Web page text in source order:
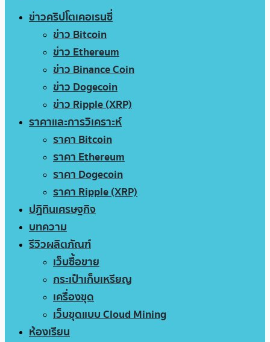
ข่าวคริปโตเคอเรนซี่
ข่าว Bitcoin
ข่าว Ethereum
ข่าว Binance Coin
ข่าว Dogecoin
ข่าว Ripple (XRP)
ราคาและการวิเคราะห์
ราคา Bitcoin
ราคา Ethereum
ราคา Dogecoin
ราคา Ripple (XRP)
ปฏิทินเศรษฐกิจ
บทความ
รีวิวผลิตภัณฑ์
เว็บซื้อขาย
กระเป๋าเก็บเหรียญ
เครื่องขุด
เว็บขุดแบบ Cloud Mining
ห้องเรียน